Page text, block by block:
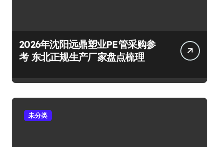
2026年沈阳远鼎塑业PE管采购参
考 东北正规生产厂家盘点梳理
未分类